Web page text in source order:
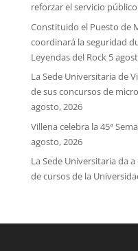
reforzar el servicio
Constituido el Puesto de
coordinará la seguridad
Leyendas del Rock 5
La Sede Universitaria de
de sus concursos de
agosto, 2026
Villena celebra la 45ª
agosto, 2026
La Sede Universitaria da
de cursos de la